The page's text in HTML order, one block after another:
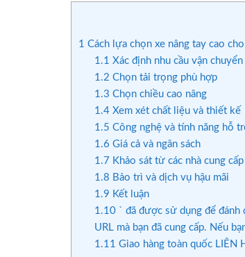
1 Cách lựa chọn xe nâng tay cao
1.1 Xác định nhu cầu vận
1.2 Chọn tải trọng phù hợp
1.3 Chọn chiều cao nâng
1.4Xem xét chất liệu và thiết kế
1.5 Công nghệ và tính năng hỗ
1.6 Giá cả và ngân sách
1.7 Khảo sát từ các nhà cung cấp
1.8 Bảo trì và dịch vụ hậu mãi
1.9 Kết luận
1.10` đã được sử dụng để đánh
URL mà bạn đã cung cấp. Nếu
1.11 Giao hàng toàn quốc